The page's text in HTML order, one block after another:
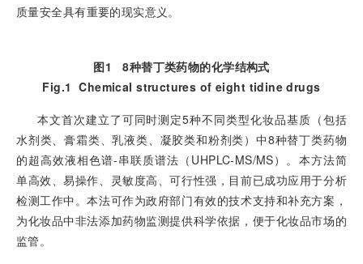
质量安全具有重要的现实意义。
图1
8种替丁类药物的化学结构式
Fig.1 Chemical structures of eight tidine drugs
本文首次建立了可同时测定5种不同类型化妆品基质（包括
水剂类、膏霜类、乳液类、凝胶类和粉剂类）中8种替丁类药物
的超高效液相色谱-串联质谱法（UHPLC-MS/MS）。本方法简
单高效、易操作、灵敏度高、可行性强，目前已成功应用于分析
检测工作中。本法可作为政府部门有效的技术支持和补充方案，
为化妆品中非法添加药物监测提供科学依据，便于化妆品市场的
监管。